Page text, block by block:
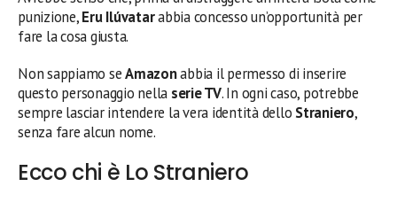
punizione,Eru Ilúvatarabbia concesso un’opportunità per
fare la cosa giusta.
Non sappiamo seAmazonabbia il permesso di inserire
questo personaggio nella serie TV. In ogni caso, potrebbe
sempre lasciar intendere la vera identità dello Straniero,
senza fare alcun nome.
Ecco chi è Lo Straniero